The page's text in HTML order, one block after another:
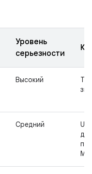
Уровень
серьезности
Высокий
Средний
для